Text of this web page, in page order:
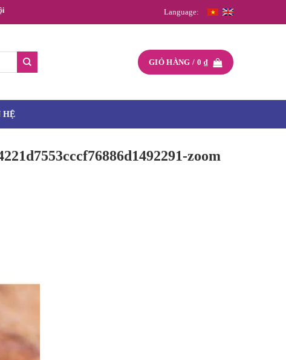
Language:
GIỎ HÀNG /0 ₫
HỆ
zoom